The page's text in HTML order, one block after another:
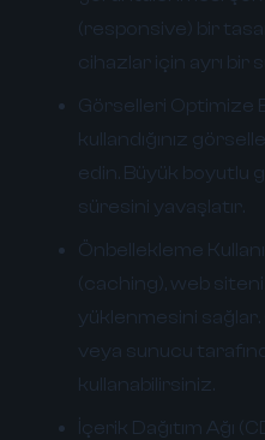
(responsive) bir
cihazlar için ayrı bir
Görselleri Optimize
kullandığınız
edin. Büyük boyutlu
süresini yavaşlatır.
Önbellekleme
(caching), web
yüklenmesini
veya sunucu
kullanabilirsiniz.
İçerik Dağıtım Ağı